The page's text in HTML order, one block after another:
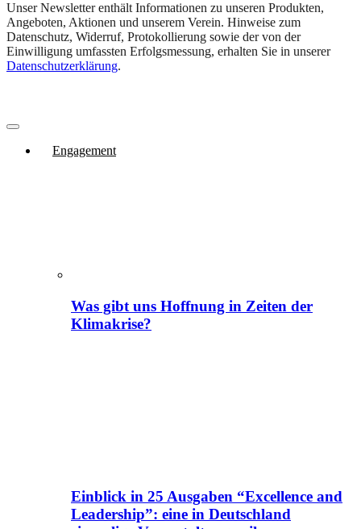
Unser Newsletter enthält Informationen zu unseren Produkten,
Angeboten, Aktionen und unserem Verein. Hinweise zum
Datenschutz, Widerruf, Protokollierung sowie der von der
Einwilligung umfassten Erfolgsmessung, erhalten Sie in unserer
Datenschutzerklärung.
Engagement
Was gibt uns Hoffnung in Zeiten der
Klimakrise?
Einblick in 25 Ausgaben “Excellence and
Leadership”: eine in Deutschland